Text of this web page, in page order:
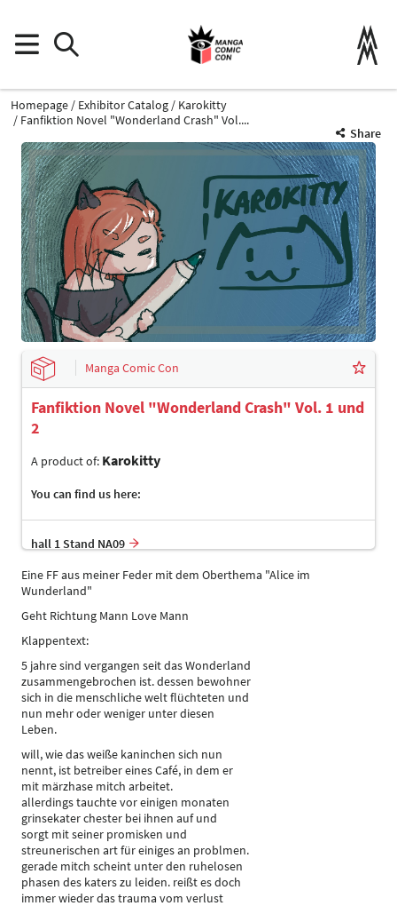
Homepage Exhibitor Catalog
Karokitty
Fanfiktion Novel "Wonderland Crash" Vol....
Share
Manga Comic Con
Fanfiktion Novel "Wonderland Crash" Vol. 1 und
2
A product of: Karokitty
You can find us here:
hall 1 Stand NA09
Eine FF aus meiner Feder mit dem Oberthema "Alice im
Wunderland"
Geht Richtung Mann Love Mann
Klappentext:
5 jahre sind vergangen seit das Wonderland
zusammengebrochen ist. dessen bewohner
sich in die menschliche welt flüchteten und
nun mehr oder weniger unter diesen
Leben.
will, wie das weiße kaninchen sich nun
nennt, ist betreiber eines Café, in dem er
mit märzhase mitch arbeitet.
allerdings tauchte vor einigen monaten
grinsekater chester bei ihnen auf und
sorgt mit seiner promisken und
streunerischen art für einiges an problmen.
gerade mitch scheint unter den ruhelosen
phasen des katers zu leiden. reißt es doch
immer wieder das trauma vom verlust